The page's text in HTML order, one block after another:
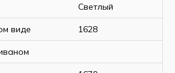
Светлый
виде 1628